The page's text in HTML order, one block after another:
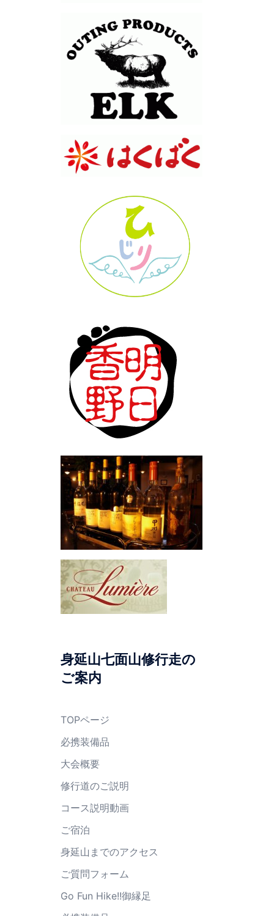
身延山七面山修行走の
ご案内
TOPページ
必携装備品
大会概要
修行道のご説明
コース説明動画
ご宿泊
身延山までのアクセス
ご質問フォーム
Go Fun Hike!!御縁足